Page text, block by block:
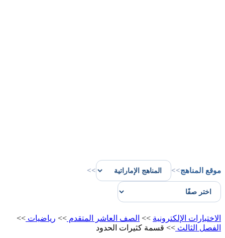
موقع المناهج>>
>>
الاختبارات الإلكترونية >> الصف العاشر المتقدم >> رياضيات >>
الفصل الثالث >> قسمة كثيرات الحدود